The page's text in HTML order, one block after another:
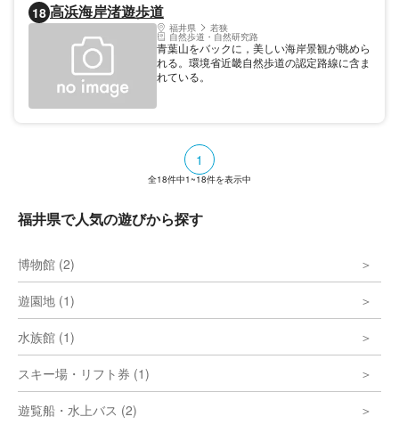
18 高浜海岸渚遊歩道
福井県 若狭
自然歩道・自然研究路
青葉山をバックに，美しい海岸景観が眺めら
れる。環境省近畿自然歩道の認定路線に含ま
れている。
1
全18件中1~18件を表示中
福井県で人気の遊びから探す
博物館 (2)
遊園地 (1)
水族館 (1)
スキー場・リフト券 (1)
遊覧船・水上バス (2)